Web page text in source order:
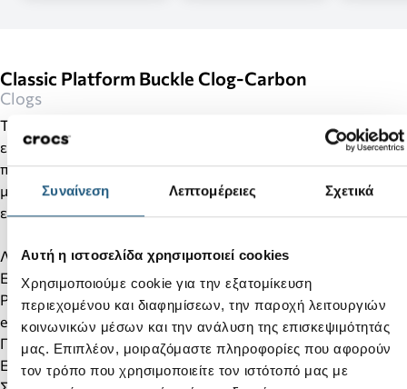
Συναίνεση Λεπτομέρειες Σχετικά
Αυτή η ιστοσελίδα χρησιμοποιεί cookies
Χρησιμοποιούμε cookie για την εξατομίκευση
περιεχομένου και διαφημίσεων, την παροχή λειτουργιών
κοινωνικών μέσων και την ανάλυση της επισκεψιμότητάς
μας. Επιπλέον, μοιραζόμαστε πληροφορίες που αφορούν
τον τρόπο που χρησιμοποιείτε τον ιστότοπό μας με
Classic Platform Buckle Clog-Carbon
Clogs
Το Classic Platform Dipped Buckle Clog αναβαθμίζει το
εμβληματικό σχέδιο της Crocs με μια εντυπωσιακή
πλατφόρμα και κομψές μεταλλικές λεπτομέρειες. Ο
μοντέρνος σχεδιασμός συνδυάζει στυλ και άνεση, για
εμφανίσεις που ξεχωρίζουν κάθε στιγμή της ημέρας.
Λεπτομέρειες προϊόντος:
Εντυπωσιακή πλατφόρμα με μοντέρνα αισθητική
Ρυθμιζόμενο λουράκι φτέρνας με μεταλλική αγκράφα και
enamel φινίρισμα
Πλήρως κατασκευασμένο από ελαφρύ υλικό Croslite™
Εξαιρετικά ελαφρύ και άνετο